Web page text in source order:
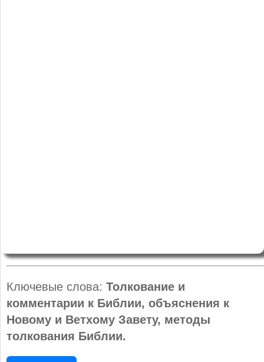
Ключевые слова: Толкование и
комментарии к Библии, объяснения к
Новому и Ветхому Завету, методы
толкования Библии.